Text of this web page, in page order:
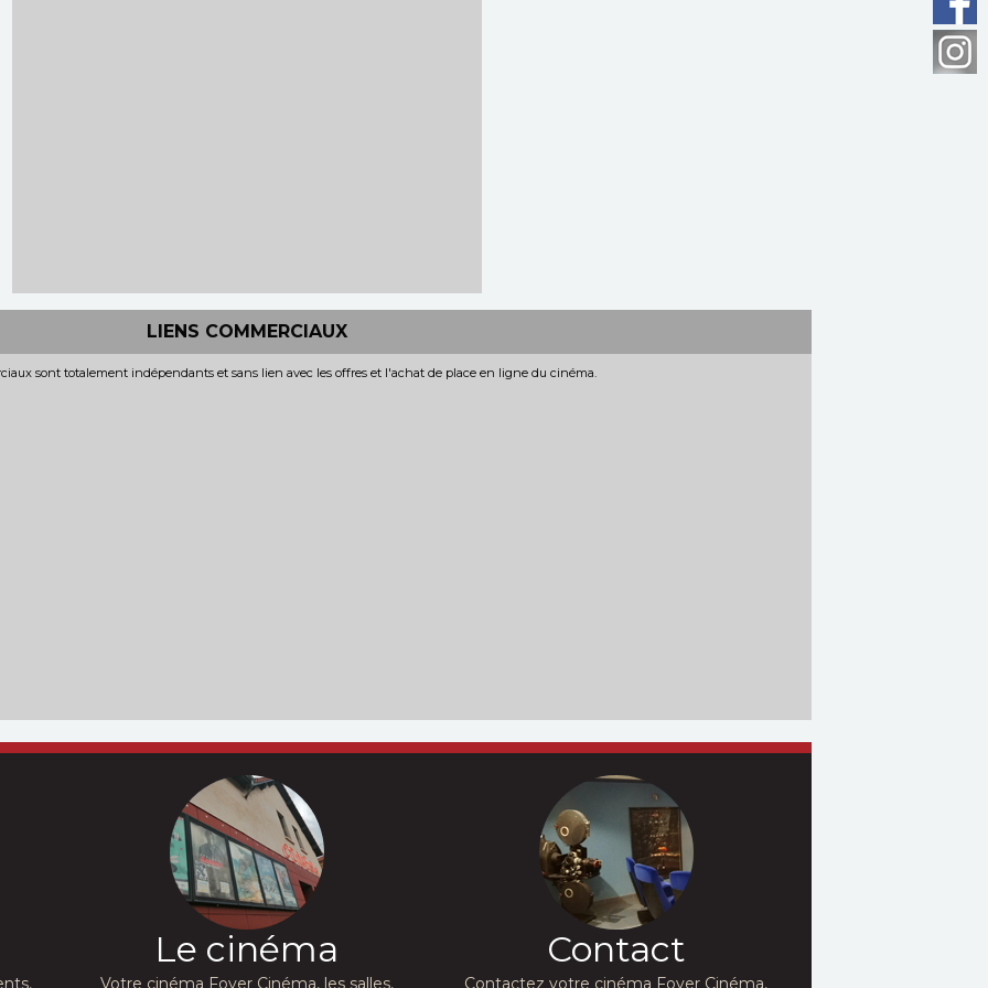
LIENS COMMERCIAUX
sont totalement indépendants et sans lien avec les offres et l'achat de place en ligne du cinéma.
Le cinéma
Votre cinéma Foyer Cinéma, les salles,
Contact
Contactez votre cinéma Foyer Cinéma,